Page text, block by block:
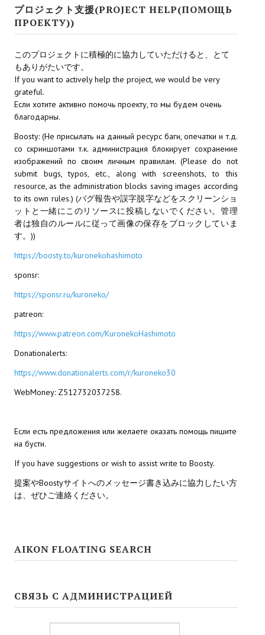
Dragon Age: Origins
Dragon Age 2
Dragon Age: Inquisition
Fallout 3
GTA 5
Mass Effect Andromeda
Neverwinter Nights 1
Sacred Ice & Blood
Sims 3
Star Wars Jedi Knight: Dark Force II
Star Wars Knights of the Old Republic 1
Ведьмак 1
Ведьмак 2
ЦИФРОВЫЕ КОМИКСЫ
Manga List
ЧС
PC 18+
プロジェクト支援(PROJECT HELP(ПОМОЩЬ
ПРОЕКТУ))
このプロジェクトに積極的に協力していただけると、とて
もありがたいです。
If you want to actively help the project, we would be very
grateful.
Если хотите активно помочь проекту, то мы будем очень
благодарны.
Boosty: (Не присылать на данный ресурс баги, опечатки и т.д.
со скриншотами т.к. администрация блокирует сохранение
изображений по своим личным правилам. (Please do not
submit bugs, typos, etc., along with screenshots, to this
resource, as the administration blocks saving images according
to its own rules.) (バグ報告や誤字脱字などをスクリーンショ
ットと一緒にこのリソースに投稿しないでください。管理
者は独自のルールに従って画像の保存をブロックしていま
す。))
https://boosty.to/kuronekohashimoto
sponsr:
https://sponsr.ru/kuroneko/
patreon:
https://www.patreon.com/KuronekoHashimoto
Donationalerts:
https://www.donationalerts.com/r/kuroneko30
WebMoney: Z512732037258.
Если есть предложения или желаете оказать помощь пишите
на бусти.
If you have suggestions or wish to assist write to Boosty.
提案やBoostyサイトへのメッセージ書き込みに協力したい方
は、ぜひご連絡ください。
AIKON FLOATING SEARCH
СВЯЗЬ С АДМИНИСТРАЦИЕЙ